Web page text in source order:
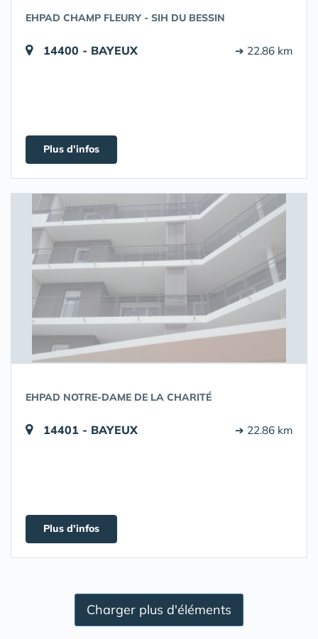
EHPAD CHAMP FLEURY - SIH DU BESSIN
14400 - BAYEUX ➔ 22.86 km
Plus d'infos
EHPAD NOTRE-DAME DE LA CHARITÉ
14401 - BAYEUX ➔ 22.86 km
Plus d'infos
Charger plus d'éléments